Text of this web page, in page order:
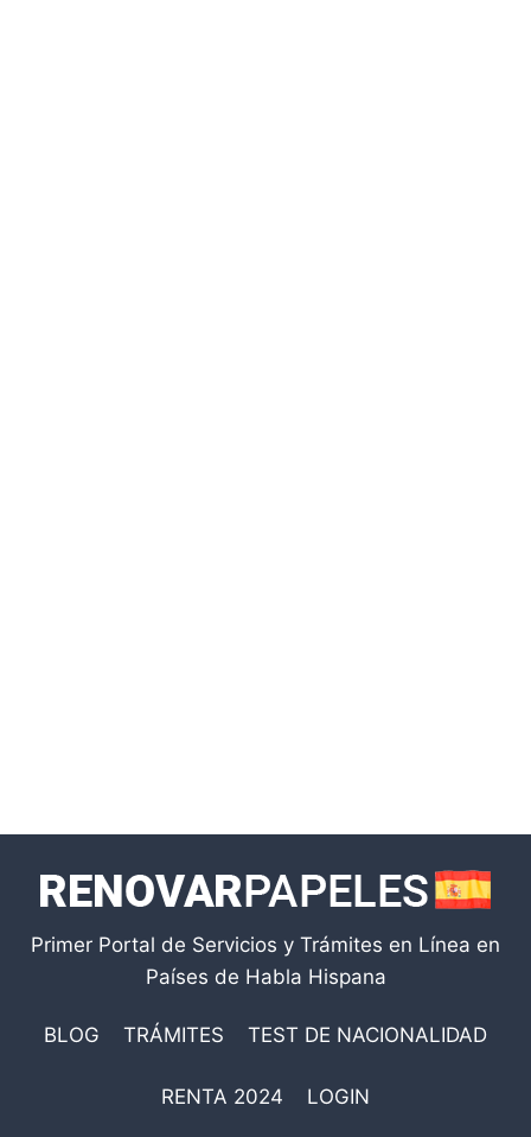
Primer Portal de Servicios y Trámites en Línea en
Países de Habla Hispana
BLOG TRÁMITES TEST DE NACIONALIDAD
RENTA 2024 LOGIN